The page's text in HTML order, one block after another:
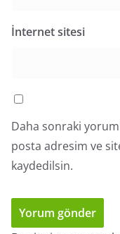
İnternet sitesi
Daha sonraki
posta adresim ve
kaydedilsin.